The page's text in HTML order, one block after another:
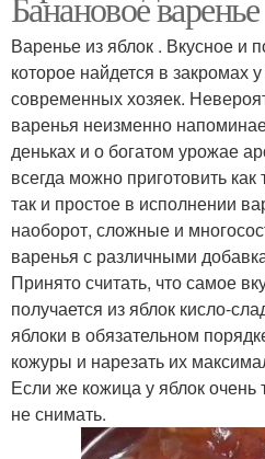
Варенье из яблок . Вкусное и
которое найдется в закромах
современных хозяек.
варенья неизменно
деньках и о богатом урожае
всегда можно приготовить
так и простое в исполнении
наоборот, сложные и
варенья с различными
Принято считать, что самое
получается из яблок кисло-
яблоки в обязательном
кожуры и нарезать их
Если же кожица у яблок очень
не снимать.